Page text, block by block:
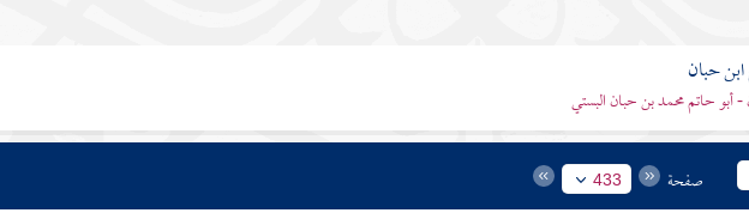
حبان
أبو حاتم محمد بن حبان البستي
صفحة 433